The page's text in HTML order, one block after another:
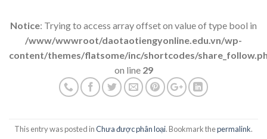
Notice: Trying to access array offset on value of type bool in
/www/wwwroot/daotaotiengyonline.edu.vn/wp-
content/themes/flatsome/inc/shortcodes/
on line 29
This entry was posted inChưa được phân loại. Bookmark thepermalink.